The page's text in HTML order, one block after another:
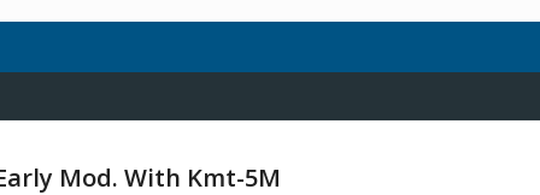
Mod. With Kmt-5M